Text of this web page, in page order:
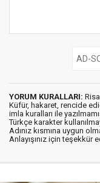
YORUM KURALLARI:
Küfür, hakaret, rencide
imla kuralları ile
Türkçe karakter
Adınız kısmına uygun
Anlayışınız için teşekkür